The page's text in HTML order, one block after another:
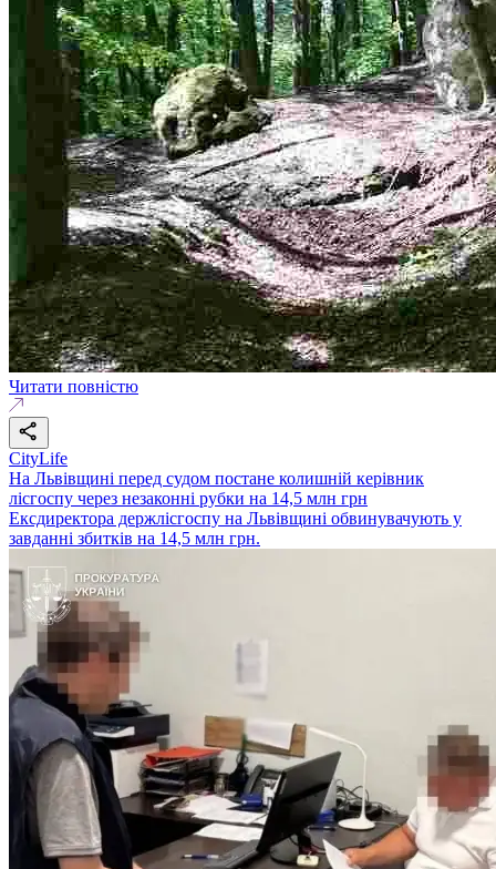
Читати повністю
CityLife
На Львівщині перед судом постане колишній керівник
лісгоспу через незаконні рубки на 14,5 млн грн
Ексдиректора держлісгоспу на Львівщині обвинувачують у
завданні збитків на 14,5 млн грн.